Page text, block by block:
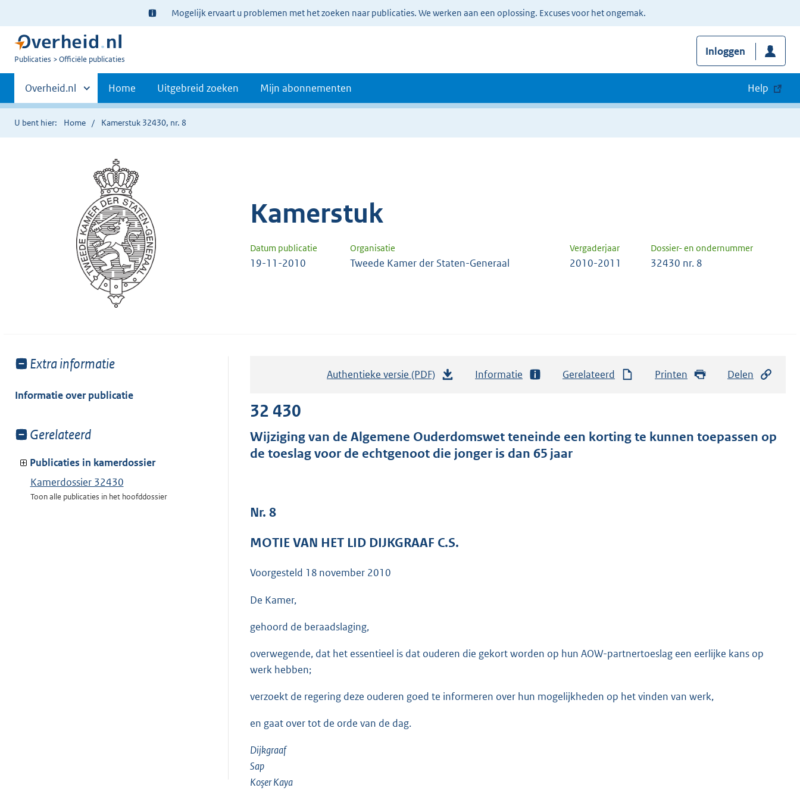
Ter
informatie:
Mogelijk ervaart u problemen met het zoeken naar publicaties. We werken aan een oplossing. Excuses voor het ongemak.
U
Publicaties Officiële publicaties
Inloggen
Primaire
navigatie
Andere
sites
binnen
Overheid.nl Home Uitgebreid zoeken Mijn abonnementen Help
U bent hier: Home Kamerstuk 32430, nr. 8
Kamerstuk
Datum publicatie Organisatie Vergaderjaar Dossier- en ondernummer
19-11-2010 Tweede Kamer der Staten-Generaal 2010-2011 32430 nr. 8
Toon
van:
Extra informatie
Informatie over publicatie
Toon
van:
Gerelateerd
Publicaties in kamerdossier
Kamerdossier 32430
Toon alle publicaties in het hoofddossier
Authentieke versie (PDF)
a
n
o
o
8
Informatie Gerelateerd Printen Delen
32 430
Wijziging van de Algemene Ouderdomswet teneinde een korting te kunnen toepassen op
de toeslag voor de echtgenoot die jonger is dan 65 jaar
Nr. 8
MOTIE VAN HET LID DIJKGRAAF C.S.
Voorgesteld 18 november 2010
De Kamer,
gehoord de beraadslaging,
overwegende, dat het essentieel is dat ouderen die gekort worden op hun AOW-partnertoeslag een eerlijke kans op
werk hebben;
verzoekt de regering deze ouderen goed te informeren over hun mogelijkheden op het vinden van werk,
en gaat over tot de orde van de dag.
Dijkgraaf
Sap
Koşer Kaya